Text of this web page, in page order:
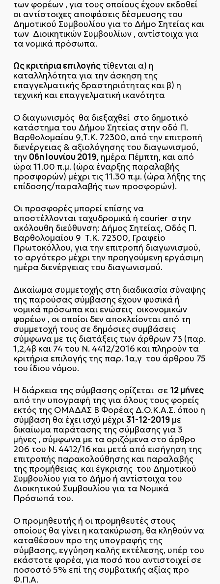
των φορέων , για τους οποίους έχουν εκδοθεί
οι αντίστοιχες αποφάσεις δέσμευσης του
Δημοτικού Συμβουλίου για το Δήμο Σητείας και
των Διοικητικών Συμβουλίων , αντίστοιχα για
τα νομικά πρόσωπα.
Ως κριτήρια επιλογήςτίθενται α) η
καταλληλότητα για την άσκηση της
επαγγελματικής δραστηριότητας και β) η
τεχνική και επαγγελματική ικανότητα
Ο διαγωνισμός θα διεξαχθεί στο δημοτικό
κατάστημα του Δήμου Σητείας στην οδό Π.
Βαρθολομαίου 9,Τ.Κ. 72300, από την επιτροπή
διενέργειας & αξιολόγησης του διαγωνισμού,
την 06η Ιουνίου 2019, ημέρα Πέμπτη, και από
ώρα 11.00 π.μ. (ώρα έναρξης παραλαβής
προσφορών) μέχρι τις 11.30 π.μ. (ώρα λήξης της
επίδοσης/παραλαβής των προσφορών).
Οι προσφορές μπορεί επίσης να
αποστέλλονται ταχυδρομικά ή courier στην
ακόλουθη διεύθυνση: Δήμος Σητείας, Οδός Π.
Βαρθολομαίου 9 Τ.Κ. 72300, Γραφείο
Πρωτοκόλλου, για την επιτροπή διαγωνισμού,
το αργότερο μέχρι την προηγούμενη εργάσιμη
ημέρα διενέργειας του διαγωνισμού.
Δικαίωμα συμμετοχής στη διαδικασία σύναψης
της παρούσας σύμβασης έχουν φυσικά ή
νομικά πρόσωπα και ενώσεις οικονομικών
φορέων , οι οποίοι δεν αποκλείονται από τη
συμμετοχή τους σε δημόσιες συμβάσεις
σύμφωνα με τις διατάξεις των άρθρων 73 (παρ.
1,2,4β και 74 του Ν. 4412/2016 και πληρούν τα
κριτήρια επιλογής της παρ. 1α,γ του άρθρου 75
του ίδιου νόμου.
Η διάρκεια της σύμβασης ορίζεται σε 12 μήνες
από την υπογραφή της για όλους τους φορείς
εκτός της ΟΜΑΔΑΣ Β Φορέας Δ.Ο.Κ.Α.Σ. όπου η
σύμβαση θα έχει ισχύ μέχρι31-12-2019με
δικαίωμα παράτασης της σύμβασης για 3
μήνες , σύμφωνα με τα οριζόμενα στο άρθρο
206 του Ν. 4412/16 και μετά από εισήγηση της
επιτροπής παρακολούθησης και παραλαβής
της προμήθειας και έγκρισης του Δημοτικού
Συμβουλίου για το Δήμο ή αντίστοιχα του
Διοικητικού Συμβουλίου για τα Νομικά
Πρόσωπά του.
Ο προμηθευτής ή οι προμηθευτές στους
οποίους θα γίνει η κατακύρωση, θα κληθούν να
καταθέσουν προ της υπογραφής της
σύμβασης, εγγύηση καλής εκτέλεσης, υπέρ του
εκάστοτε φορέα, για ποσό που αντιστοιχεί σε
ποσοστό 5% επί της συμβατικής αξίας προ
Φ.Π.Α.